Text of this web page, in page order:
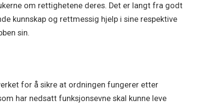
om rettighetene deres. Det er langt fra godt
kunnskap og rettmessig hjelp i sine respektive
sin.
for å sikre at ordningen fungerer etter
har nedsatt funksjonsevne skal kunne leve